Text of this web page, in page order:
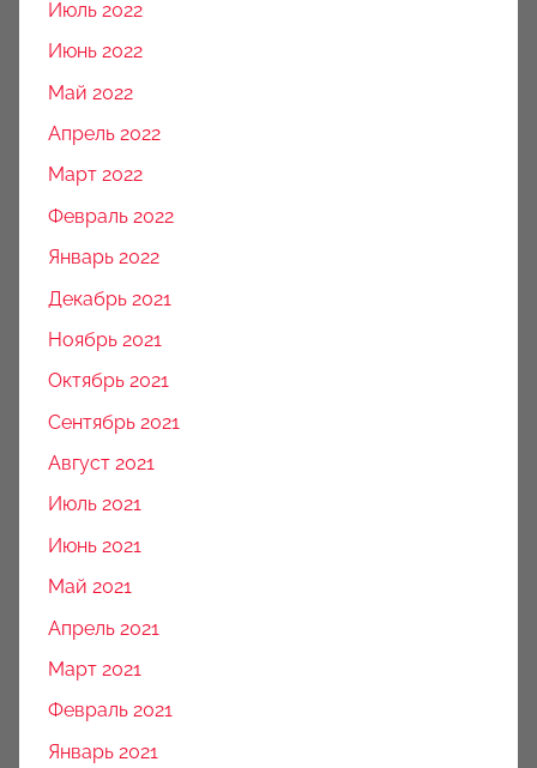
Июль 2022
Июнь 2022
Май 2022
Апрель 2022
Март 2022
Февраль 2022
Январь 2022
Декабрь 2021
Ноябрь 2021
Октябрь 2021
Сентябрь 2021
Август 2021
Июль 2021
Июнь 2021
Май 2021
Апрель 2021
Март 2021
Февраль 2021
Январь 2021